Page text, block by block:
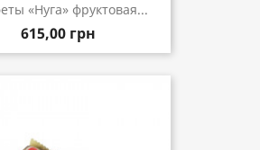
«Нуга» фруктовая...
615,00 грн